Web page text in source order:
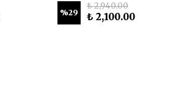
%29
₺ 2,940.00
₺ 2,100.00